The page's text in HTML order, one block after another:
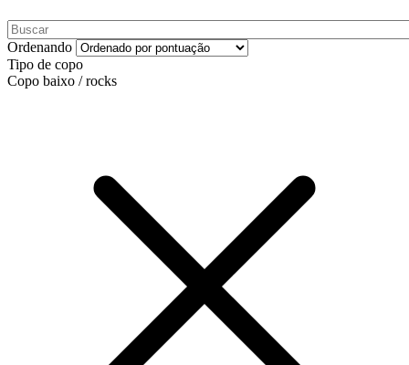
Ordenando
Tipo de copo
Copo baixo / rocks